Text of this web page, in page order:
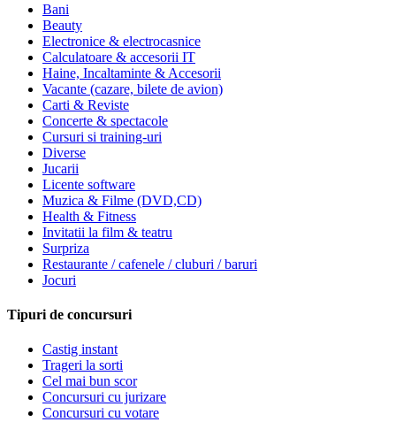
Bani
Beauty
Electronice & electrocasnice
Calculatoare & accesorii IT
Haine, Incaltaminte & Accesorii
Vacante (cazare, bilete de avion)
Carti & Reviste
Concerte & spectacole
Cursuri si training-uri
Diverse
Jucarii
Licente software
Muzica & Filme (DVD,CD)
Health & Fitness
Invitatii la film & teatru
Surpriza
Restaurante / cafenele / cluburi / baruri
Jocuri
Tipuri de concursuri
Castig instant
Trageri la sorti
Cel mai bun scor
Concursuri cu jurizare
Concursuri cu votare